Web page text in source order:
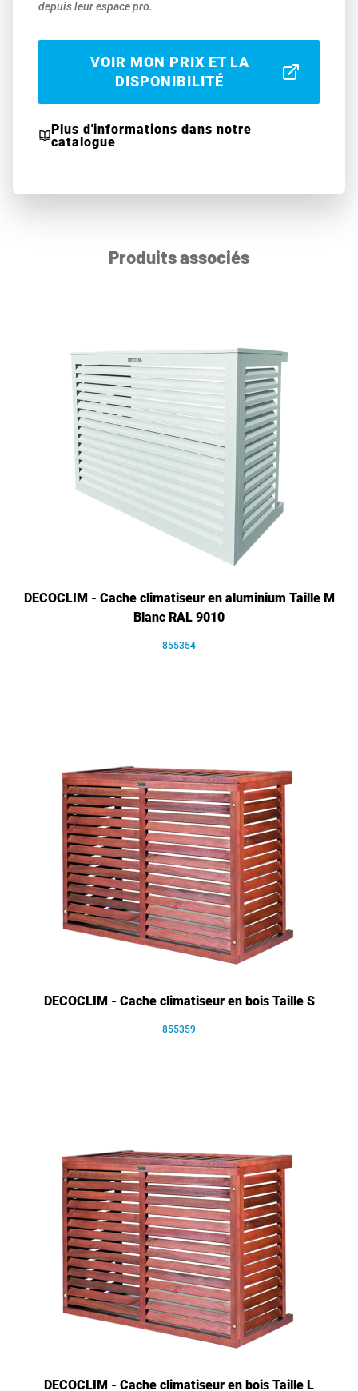
depuis leur espace pro.
VOIR MON PRIX ET LA
DISPONIBILITÉ
Plus d'informations dans notre
catalogue
Produits associés
DECOCLIM - Cache climatiseur en aluminium Taille M
Blanc RAL 9010
855354
DECOCLIM - Cache climatiseur en bois Taille S
855359
DECOCLIM - Cache climatiseur en bois Taille L